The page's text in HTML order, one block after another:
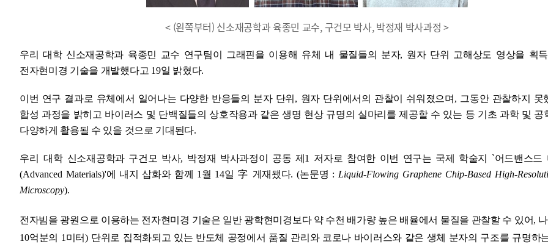
< (왼쪽부터) 신소재공학과 육종민 교수, 구건모 박사, 박정재 박사과정 >
우리 대학 신소재공학과 육종민 교수 연구팀이 그래핀을 이용해 유체 내 물질들의 분자, 원자 단위 고해상도 영상을 획
전자현미경 기술을 개발했다고 19일 밝혔다.
이번 연구 결과로 유체에서 일어나는 다양한 반응들의 분자 단위 , 원자 단위에서의 관찰이 쉬워졌으며 , 그동안 관찰하지 못
합성 과정을 밝히고 바이러스 및 단백질들의 상호작용과 같은 생명 현상 규명의 실마리를 제공할 수 있는 등 기초 과학 및 공
다양하게 활용될 수 있을 것으로 기대된다.
우리 대학 신소재공학과 구건모 박사, 박정재 박사과정이 공동 제 1 저자로 참여한 이번 연구는 국제 학술지 `어드밴스드
(Advanced Materials)'에 내지 삽화와 함께 1 월 14일 字 게재됐다. (논문명 : Liquid-Flowing Graphene Chip-Based High-
Microscopy).
전자빔을 광원으로 이용하는 전자현미경 기술은 일반 광학현미경보다 약 수천 배가량 높은 배율에서 물질을 관찰할 수 있어,
10억분의 1 미터) 단위로 집적화되고 있는 반도체 공정에서 품질 관리와 코로나 바이러스와 같은 생체 분자의 구조를 규명하